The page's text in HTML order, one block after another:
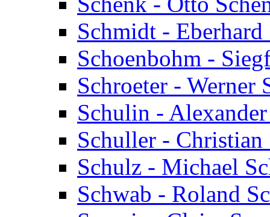
Schmidt -
Schoenbohm -
Schroeter - Werner
Schulin -
Schuller - Christian
Schulz - Michael
Schwab - Roland